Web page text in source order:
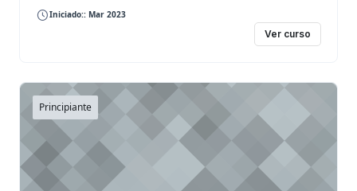
Iniciado:: Mar 2023
Ver curso
Principiante